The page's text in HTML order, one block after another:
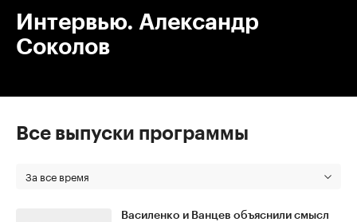
Интервью. Александр
Соколов
Все выпуски программы
За все время
Василенко и Ванцев объяснили смысл